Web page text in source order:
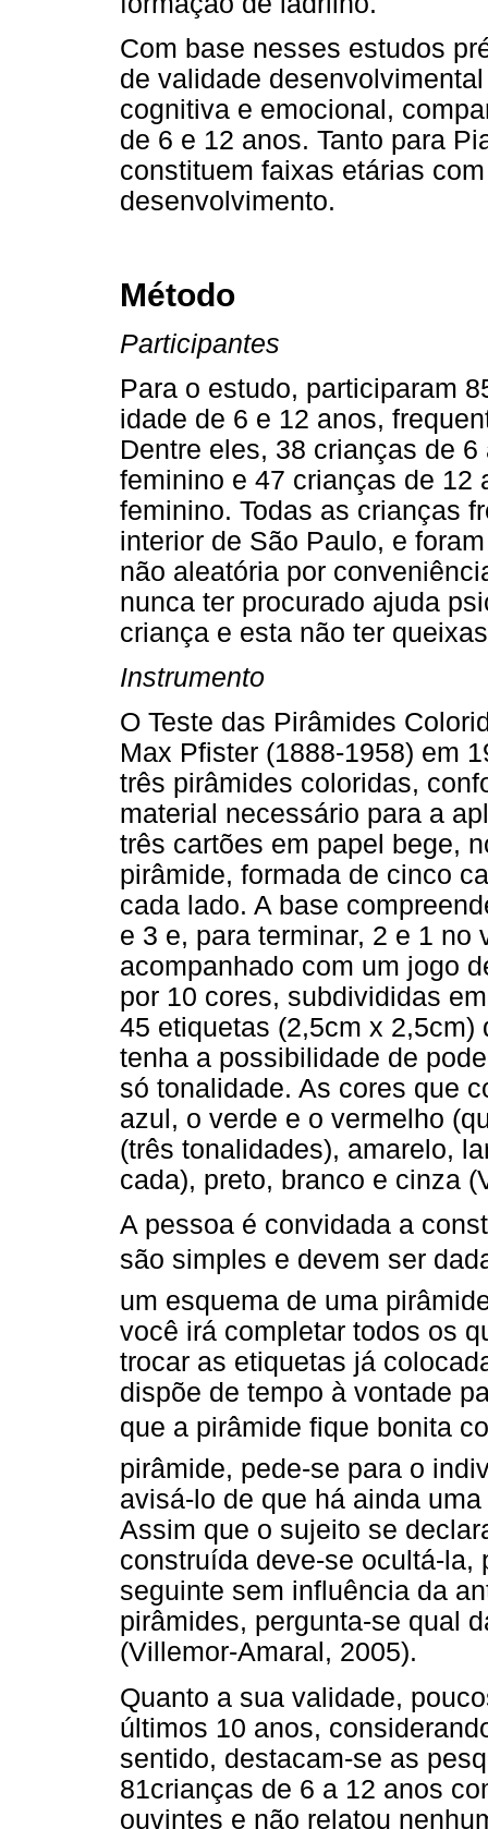
Com base nesses estudos
de validade
cognitiva e emocional,
de 6 e 12 anos. Tanto para
constituem faixas etárias
desenvolvimento.
Método
Participantes
Para o estudo, participaram
idade de 6 e 12 anos,
Dentre eles, 38 crianças de
feminino e 47 crianças de 12
feminino. Todas as crianças
interior de São Paulo, e
não aleatória por
nunca ter procurado ajuda
criança e esta não ter
Instrumento
O Teste das Pirâmides
Max Pfister (1888-1958) em
três pirâmides coloridas,
material necessário para a
três cartões em papel bege,
pirâmide, formada de cinco
cada lado. A base
e 3 e, para terminar, 2 e 1 no
acompanhado com um jogo
por 10 cores, subdivididas
45 etiquetas (2,5cm x
tenha a possibilidade de
só tonalidade. As cores que
azul, o verde e o vermelho
(três tonalidades), amarelo,
cada), preto, branco e cinza
A pessoa é convidada a
são simples e devem ser
um esquema de uma
você irá completar todos os
trocar as etiquetas já
dispõe de tempo à vontade
que a pirâmide fique bonita
pirâmide, pede-se para o
avisá-lo de que há ainda
Assim que o sujeito se
construída deve-se ocultá-la,
seguinte sem influência da
pirâmides, pergunta-se qual
(Villemor-Amaral, 2005).
Quanto a sua validade,
últimos 10 anos,
sentido, destacam-se as
81crianças de 6 a 12 anos
ouvintes e não relatou